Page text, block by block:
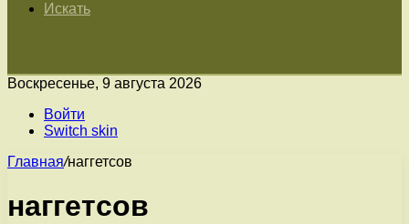
Искать
Воскресенье, 9 августа 2026
Войти
Switch skin
Главная/наггетсов
наггетсов